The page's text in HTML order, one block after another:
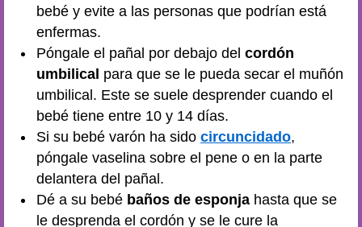
bebé y evite a las personas que podrían está
enfermas.
Póngale el pañal por debajo del cordón
umbilical para que se le pueda secar el muñón
umbilical. Este se suele desprender cuando el
bebé tiene entre 10 y 14 días.
Si su bebé varón ha sido circuncidado,
póngale vaselina sobre el pene o en la parte
delantera del pañal.
Dé a su bebé baños de esponja hasta que se
le desprenda el cordón y se le cure la